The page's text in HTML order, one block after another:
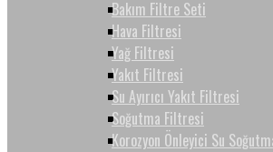
Bakım Filtre Seti
Hava Filtresi
Yağ Filtresi
Yakıt Filtresi
Su Ayırıcı Yakıt Filtresi
Soğutma Filtresi
Korozyon Önleyici Su